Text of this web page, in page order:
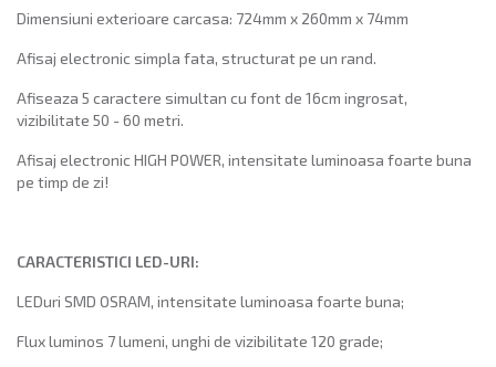
Dimensiuni exterioare carcasa: 724mm x 260mm x 74mm
Afisaj electronic simpla fata, structurat pe un rand.
Afiseaza 5 caractere simultan cu font de 16cm ingrosat,
vizibilitate 50 - 60 metri.
Afisaj electronic HIGH POWER, intensitate luminoasa foarte buna
pe timp de zi!
CARACTERISTICI LED-URI:
LED­uri SMD OSRAM​, intensitate luminoasa foarte buna;
Flux luminos 7 lumeni, unghi de vizibilitate 120 grade;